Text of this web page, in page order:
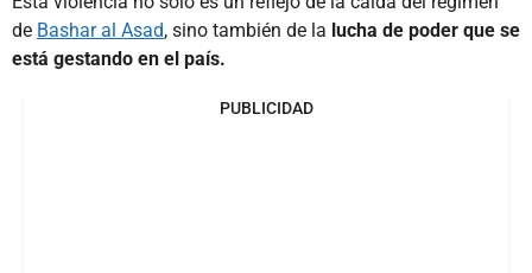
de Bashar al Asad, sino también de la lucha de poder que se
está gestando en el país.
PUBLICIDAD